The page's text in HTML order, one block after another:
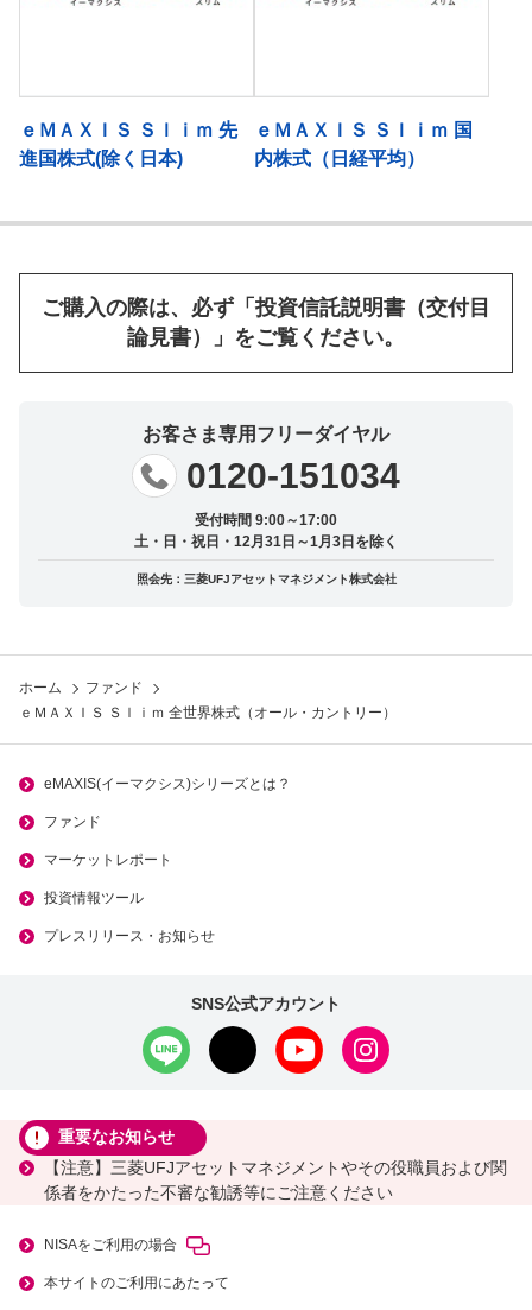
ｅＭＡＸＩＳ Ｓｌｉｍ 先
進国株式(除く日本)
ｅＭＡＸＩＳ Ｓｌｉｍ 国
内株式（日経平均）
ご購入の際は、必ず「投資信託説明書（交付目
論見書）」をご覧ください。
お客さま専用フリーダイヤル
0120-151034
受付時間 9:00～17:00
土・日・祝日・12月31日～1月3日を除く
照会先：三菱UFJアセットマネジメント株式会社
ホーム
ファンド
ｅＭＡＸＩＳ Ｓｌｉｍ 全世界株式（オール・カントリー）
eMAXIS(イーマクシス)シリーズとは？
ファンド
マーケットレポート
投資情報ツール
プレスリリース・お知らせ
SNS公式アカウント
重要なお知らせ
【注意】三菱UFJアセットマネジメントやその役職員および関
係者をかたった不審な勧誘等にご注意ください
NISAをご利用の場合
本サイトのご利用にあたって